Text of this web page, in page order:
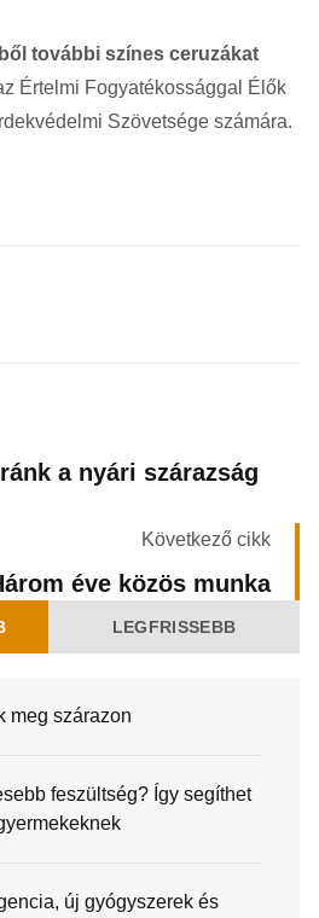
további színes ceruzákat
Értelmi Fogyatékossággal Élők
Szövetsége számára.
a nyári szárazság
Következő cikk
éve közös munka
LEGFRISSEBB
meg szárazon
feszültség? Így segíthet
új gyógyszerek és